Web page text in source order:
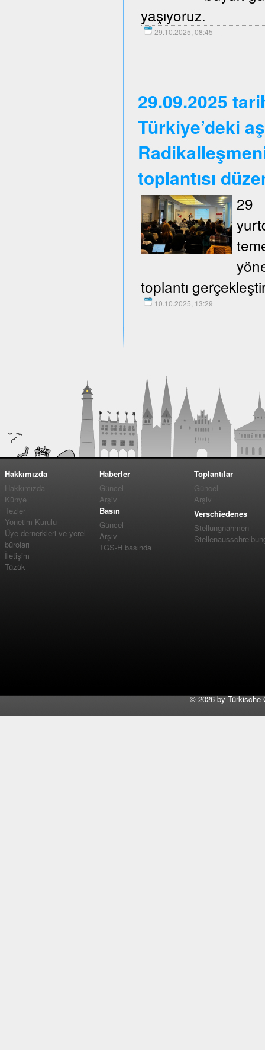
yaşıyoruz.
29.10.2025, 08:45
29.09.2025
Türkiye’deki
toplantısı
29
toplantı
10.10.2025, 13:29
Hakkımızda
Hakkımızda
Künye
Tezler
Yönetim Kurulu
Üye dernerkleri ve yerel
büroları
İletişim
Tüzük
Haberler
Güncel
Arşiv
Basın
Güncel
Arşiv
TGS-H basında
Toplantılar
Güncel
Arşiv
Verschiedenes
Stellungnahmen
©2026 by Türkische